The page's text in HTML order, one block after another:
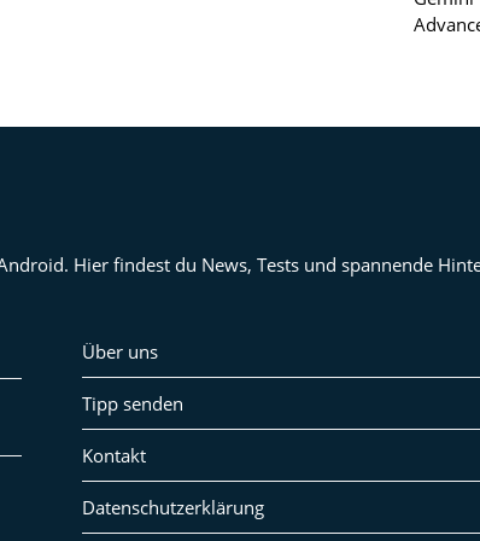
Hier findest du News, Tests und spannende
Über uns
Tipp senden
Kontakt
Datenschutzerklärung